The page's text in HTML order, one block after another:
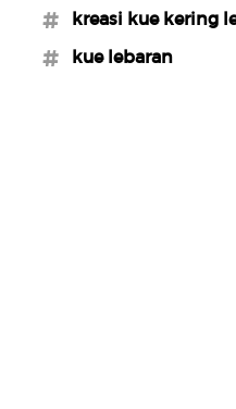
#kreasi kue kering
#kue lebaran